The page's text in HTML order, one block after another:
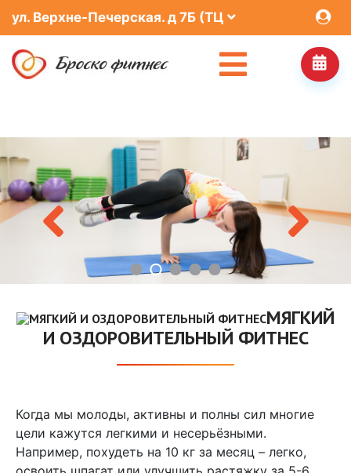
ул. Верхне-Печерская. д 7Б (ТЦ
МЯГКИЙ
И ОЗДОРОВИТЕЛЬНЫЙ ФИТНЕС
Когда мы молоды, активны и полны сил многие
цели кажутся легкими и несерьёзными.
Например, похудеть на 10 кг за месяц – легко,